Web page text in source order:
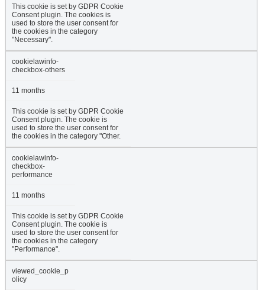
This cookie is set by GDPR Cookie
Consent plugin. The cookies is
used to store the user consent for
the cookies in the category
"Necessary".
cookielawinfo-
checkbox-others
11 months
This cookie is set by GDPR Cookie
Consent plugin. The cookie is
used to store the user consent for
the cookies in the category "Other.
cookielawinfo-
checkbox-
performance
11 months
This cookie is set by GDPR Cookie
Consent plugin. The cookie is
used to store the user consent for
the cookies in the category
"Performance".
viewed_cookie_p
olicy